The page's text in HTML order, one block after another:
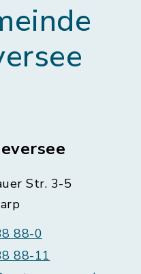
Str. 3-5
88-0
88-11